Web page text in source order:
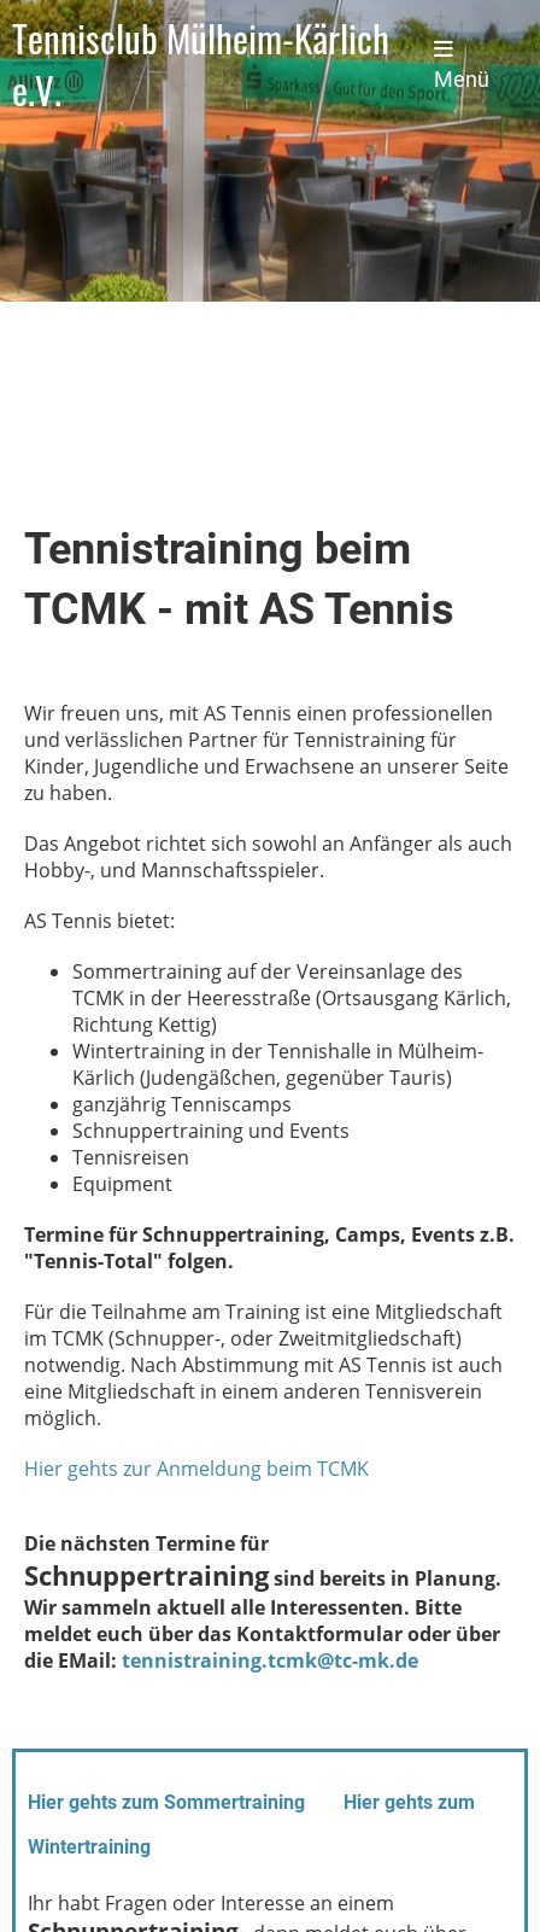
Tennisclub Mülheim-Kärlich
e.V.
Menü
Tennistraining beim
TCMK - mit AS Tennis
Wir freuen uns, mit AS Tennis einen professionellen
und verlässlichen Partner für Tennistraining für
Kinder, Jugendliche und Erwachsene an unserer Seite
zu haben.
Das Angebot richtet sich sowohl an Anfänger als auch
Hobby-, und Mannschaftsspieler.
AS Tennis bietet:
Sommertraining auf der Vereinsanlage des
TCMK in der Heeresstraße (Ortsausgang Kärlich,
Richtung Kettig)
Wintertraining in der Tennishalle in Mülheim-
Kärlich (Judengäßchen, gegenüber Tauris)
ganzjährig Tenniscamps
Schnuppertraining und Events
Tennisreisen
Equipment
Termine für Schnuppertraining, Camps, Events z.B.
"Tennis-Total" folgen.
Für die Teilnahme am Training ist eine Mitgliedschaft
im TCMK (Schnupper-, oder Zweitmitgliedschaft)
notwendig. Nach Abstimmung mit AS Tennis ist auch
eine Mitgliedschaft in einem anderen Tennisverein
möglich.
Hier gehts zur Anmeldung beim TCMK
Die nächsten Termine für
Schnuppertrainingsind bereits in Planung.
Wir sammeln aktuell alle Interessenten. Bitte
meldet euch über das Kontaktformular oder über
die EMail: tennistraining.tcmk@tc-mk.de
Hier gehts zum Sommertraining
Hier gehts zum
Wintertraining
Ihr habt Fragen oder Interesse an einem